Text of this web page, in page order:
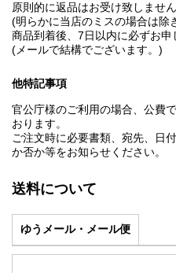
原則的に返品はお受け致しません
(明らかに当店のミスの場合は除
商品到着後、7日以内に必ずお申
(メールで結構でございます。)
他特記事項
官公庁様のご利用の場合、公費
おります。
ご注文時に必要書類、宛先、日
か否か等をお知らせください。
送料について
ゆうメール・メール便